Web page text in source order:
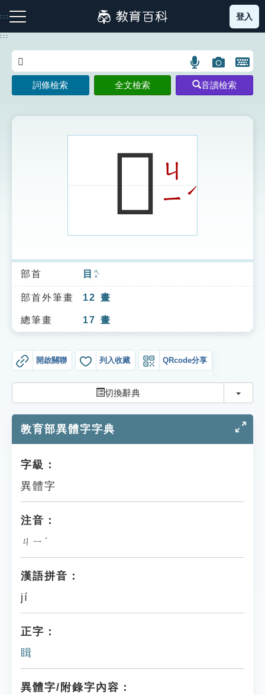
到
主
:::
注音索引圖示 筆畫索引圖示 部首索引表圖示
索引選單
知識索引
單字索引
貓頭鷹博士
登入
:::
語
言
搜
示
圖
片
搜
開
鍵
圖
詞條檢索 全文檢索 音讀檢索
𥊬 ㄐ
ㄧˊ
部首 目 ㄇㄨˋ
部首外筆畫 12 畫
總筆畫 17 畫
開啟關聯 列入收藏 QRcode分享
切換辭典 切換
教育部異體字字典
字級：
異體字
注音：
ㄐㄧˊ
漢語拼音：
jí
正字：
䁒
異體字/附錄字內容：